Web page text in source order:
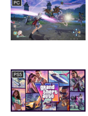
PC
PS5